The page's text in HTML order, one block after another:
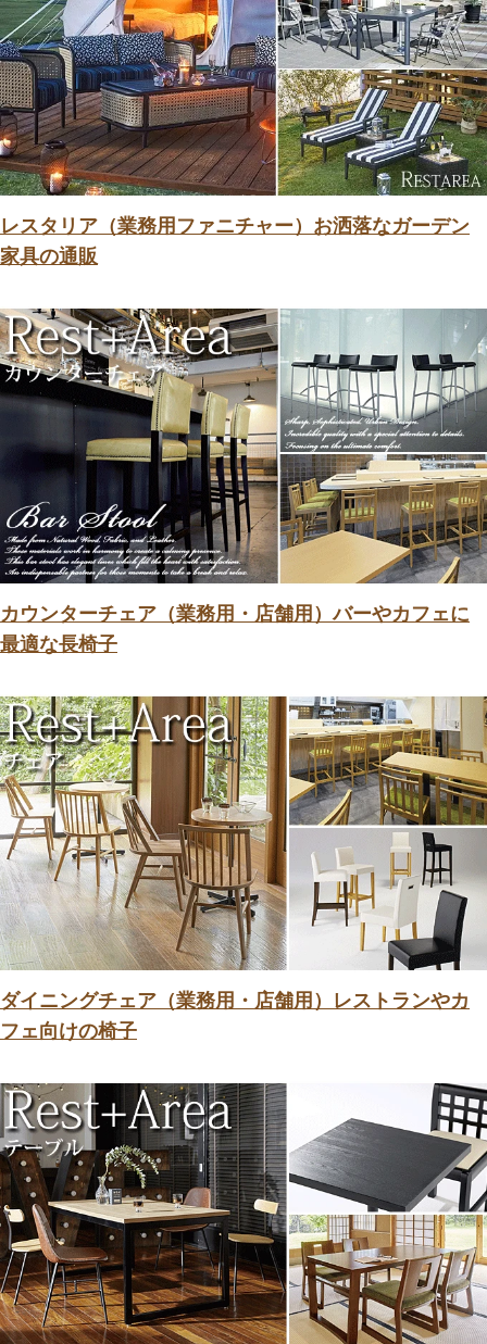
レスタリア（業務用ファニチャー）お洒落なガーデン
家具の通販
カウンターチェア（業務用・店舗用）バーやカフェに
最適な長椅子
ダイニングチェア（業務用・店舗用）レストランやカ
フェ向けの椅子